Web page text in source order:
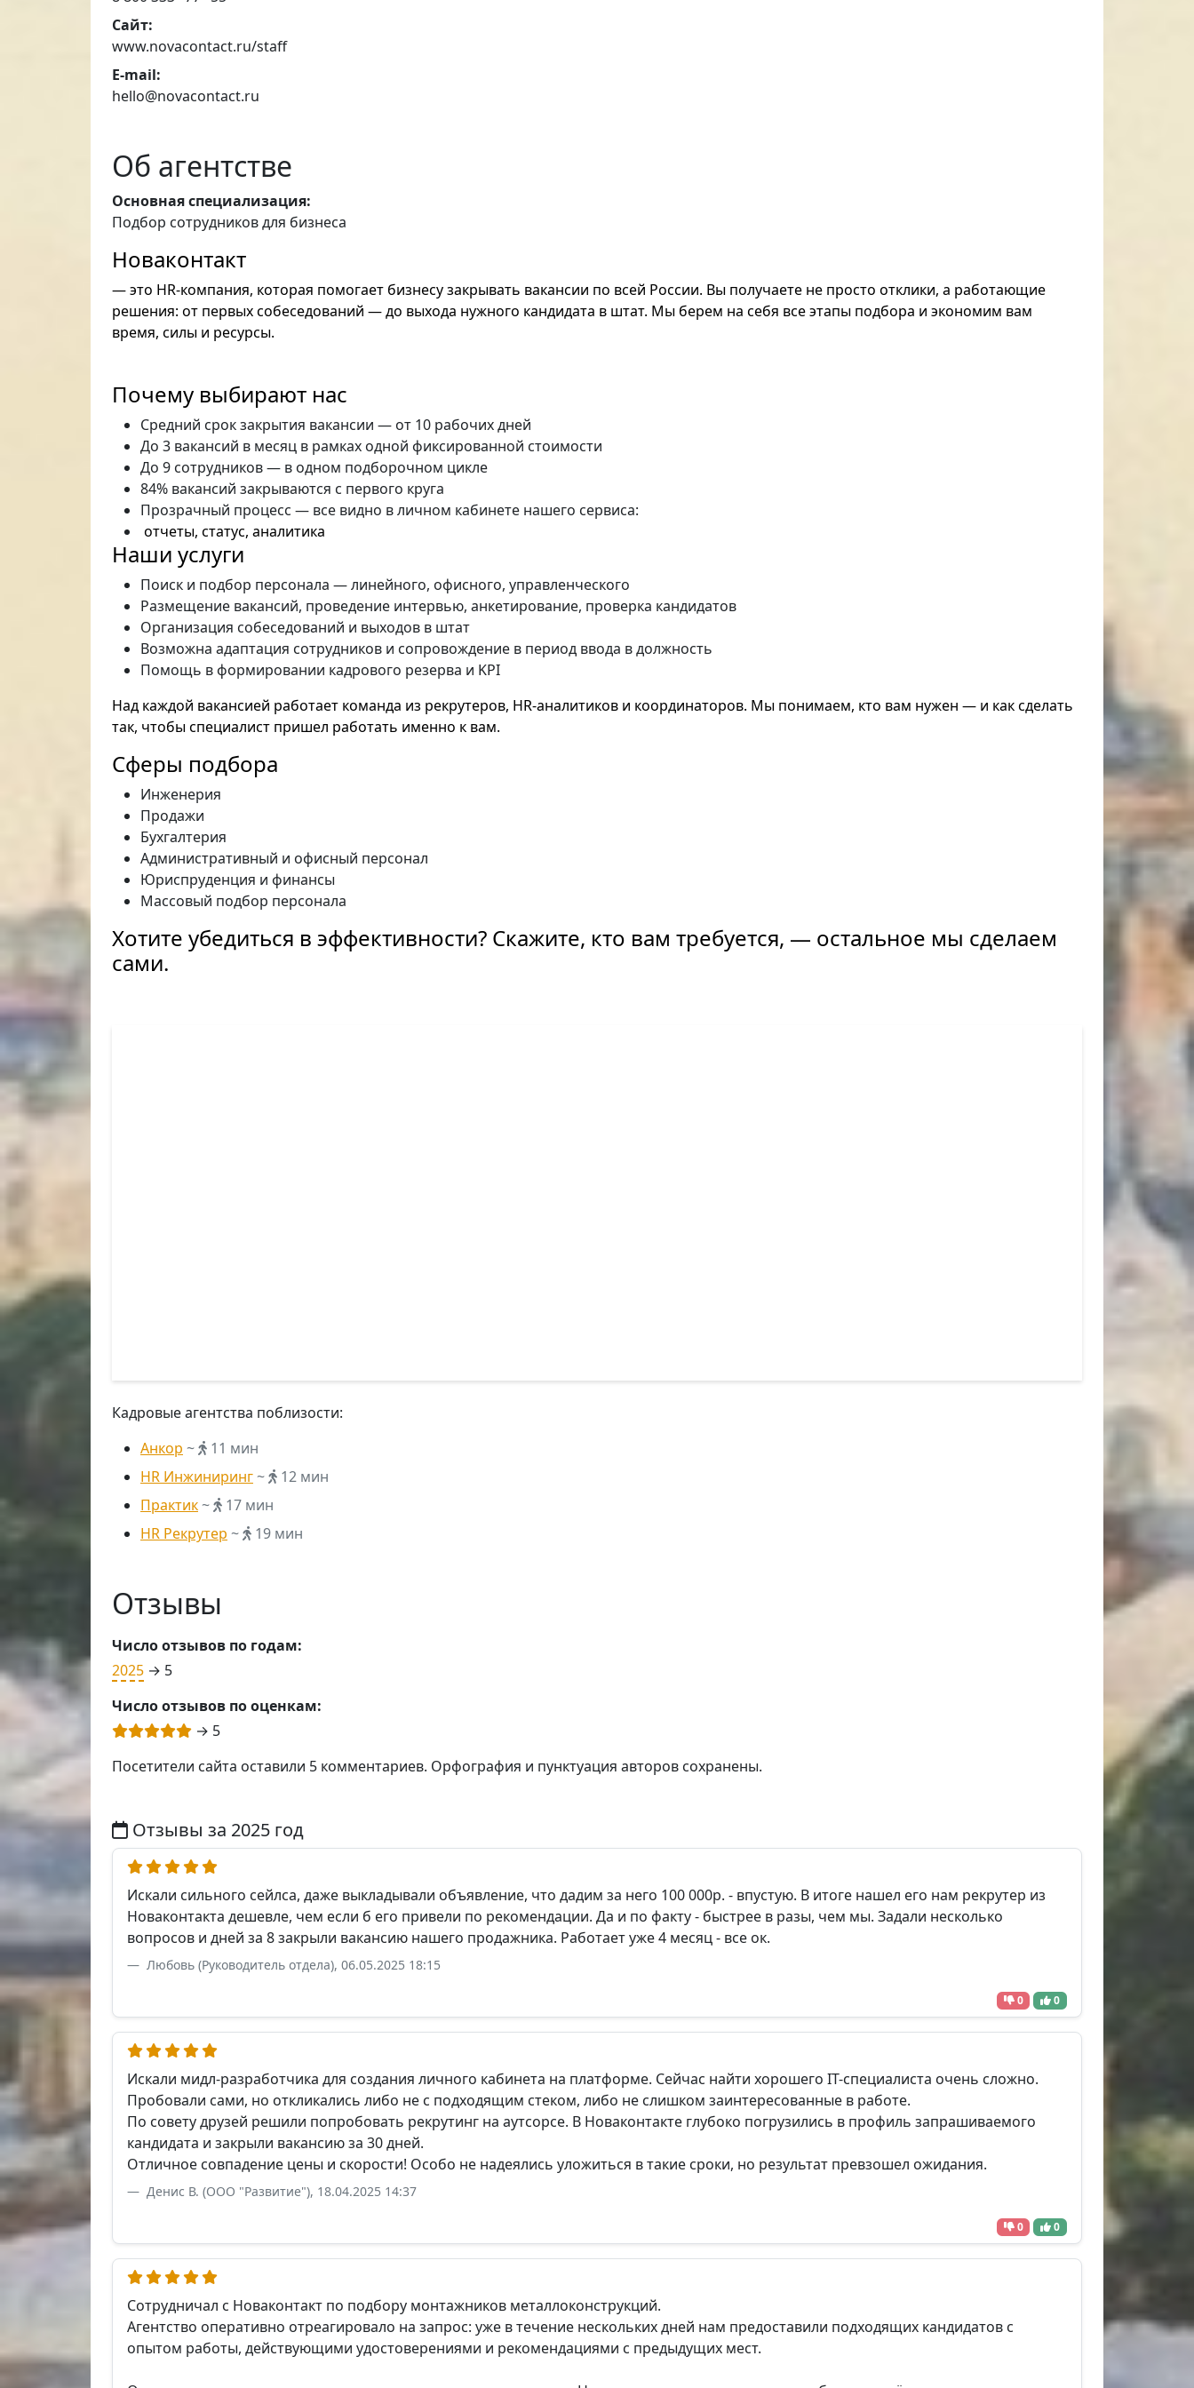
Сайт:
www.novacontact.ru/staff
E-mail:
hello@novacontact.ru
Об агентстве
Основная специализация:
Подбор сотрудников для бизнеса
Новаконтакт
— это HR-компания, которая помогает бизнесу закрывать вакансии по всей России. Вы получаете не просто отклики, а работающие
решения: от первых собеседований — до выхода нужного кандидата в штат. Мы берем на себя все этапы подбора и экономим вам
время, силы и ресурсы.
Почему выбирают нас
Средний срок закрытия вакансии — от 10 рабочих дней
До 3 вакансий в месяц в рамках одной фиксированной стоимости
До 9 сотрудников — в одном подборочном цикле
84% вакансий закрываются с первого круга
Прозрачный процесс — все видно в личном кабинете нашего сервиса:
отчеты, статус, аналитика
Наши услуги
Поиск и подбор персонала — линейного, офисного, управленческого
Размещение вакансий, проведение интервью, анкетирование, проверка кандидатов
Организация собеседований и выходов в штат
Возможна адаптация сотрудников и сопровождение в период ввода в должность
Помощь в формировании кадрового резерва и KPI
Над каждой вакансией работает команда из рекрутеров, HR-аналитиков и координаторов. Мы понимаем, кто вам нужен — и как сделать
так, чтобы специалист пришел работать именно к вам.
Сферы подбора
Инженерия
Продажи
Бухгалтерия
Административный и офисный персонал
Юриспруденция и финансы
Массовый подбор персонала
Хотите убедиться в эффективности? Скажите, кто вам требуется, — остальное мы сделаем
сами.
Кадровые агентства поблизости:
Анкор ~
11 мин
HR Инжиниринг~
12 мин
Практик~
17 мин
HR Рекрутер ~ 19 мин
Отзывы
Число отзывов по годам:
2025 → 5
Число отзывов по оценкам:
→ 5
Посетители сайта оставили 5 комментариев. Орфография и пунктуация авторов сохранены.
Отзывы за 2025 год
Искали сильного сейлса, даже выкладывали объявление, что дадим за него 100 000р. - впустую. В итоге нашел его нам рекрутер из
Новаконтакта дешевле, чем если б его привели по рекомендации. Да и по факту - быстрее в разы, чем мы. Задали несколько
вопросов и дней за 8 закрыли вакансию нашего продажника. Работает уже 4 месяц - все ок.
Любовь (Руководитель отдела), 06.05.2025 18:15
0 0
Искали мидл-разработчика для создания личного кабинета на платформе. Сейчас найти хорошего IT-специалиста очень сложно.
Пробовали сами, но откликались либо не с подходящим стеком, либо не слишком заинтересованные в работе.
По совету друзей решили попробовать рекрутинг на аутсорсе. В Новаконтакте глубоко погрузились в профиль запрашиваемого
кандидата и закрыли вакансию за 30 дней.
Отличное совпадение цены и скорости! Особо не надеялись уложиться в такие сроки, но результат превзошел ожидания.
Денис В. (ООО "Развитие"), 18.04.2025 14:37
0 0
Сотрудничал с Новаконтакт по подбору монтажников металлоконструкций.
Агентство оперативно отреагировало на запрос: уже в течение нескольких дней нам предоставили подходящих кандидатов с
опытом работы, действующими удостоверениями и рекомендациями с предыдущих мест.